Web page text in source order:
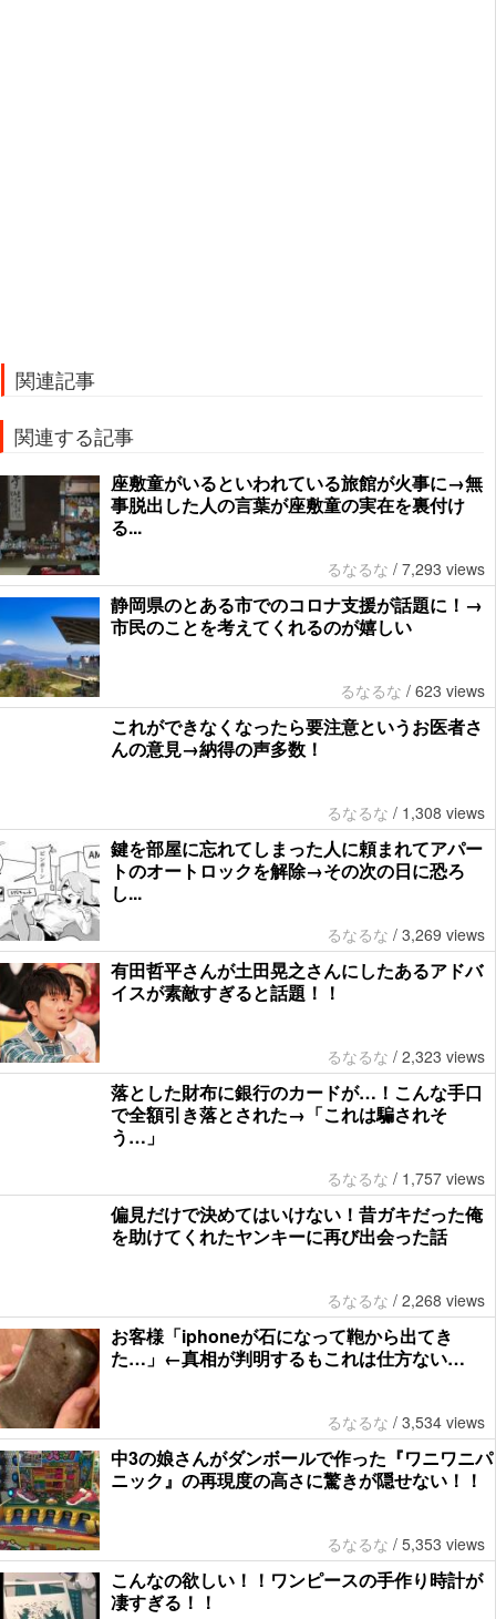
関連記事
関連する記事
座敷童がいるといわれている旅館が火事に→無
事脱出した人の言葉が座敷童の実在を裏付け
る...
るなるな / 7,293 views
静岡県のとある市でのコロナ支援が話題に！→
市民のことを考えてくれるのが嬉しい
るなるな / 623 views
これができなくなったら要注意というお医者さ
んの意見→納得の声多数！
るなるな / 1,308 views
鍵を部屋に忘れてしまった人に頼まれてアパー
トのオートロックを解除→その次の日に恐ろ
し...
るなるな / 3,269 views
有田哲平さんが土田晃之さんにしたあるアドバ
イスが素敵すぎると話題！！
るなるな / 2,323 views
落とした財布に銀行のカードが…！こんな手口
で全額引き落とされた→「これは騙されそ
う…」
るなるな / 1,757 views
偏見だけで決めてはいけない！昔ガキだった俺
を助けてくれたヤンキーに再び出会った話
るなるな / 2,268 views
お客様「iphoneが石になって鞄から出てき
た…」←真相が判明するもこれは仕方ない…
るなるな / 3,534 views
中3の娘さんがダンボールで作った『ワニワニパ
ニック』の再現度の高さに驚きが隠せない！！
るなるな / 5,353 views
こんなの欲しい！！ワンピースの手作り時計が
凄すぎる！！